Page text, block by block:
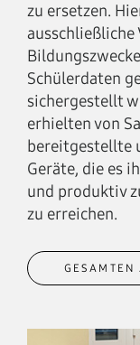
zu ersetzen.
ausschließliche
Schülerdaten
sichergestellt
erhielten von
bereitgestellte
Geräte, die es
und produktiv
zu erreichen.
GESAMTEN